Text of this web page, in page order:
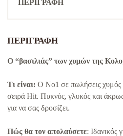
ΠΕΡΙΓΡΑΦΉ
ΠΕΡΙΓΡΑΦΉ
Ο “βασιλιάς” των χυμών της
Τι είναι: Ο No1 σε πωλήσεις χυμός
σειρά Hit. Πυκνός, γλυκός και
για να σας δροσίζει.
Πώς θα τον απολαύσετε: Ιδανικός